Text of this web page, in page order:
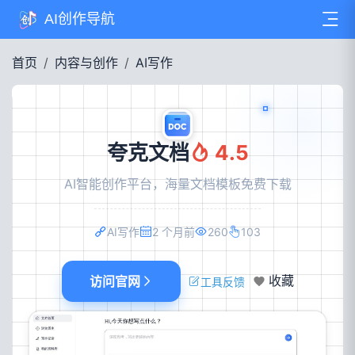
AI创作导航
首页 内容与创作 AI写作
夸克文档 4.5
AI智能创作平台，海量文档模板免费下载
AI写作 2 个月前 260 103
访问官网 工具反馈 收藏